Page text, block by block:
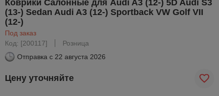
Коврики Салонные для Audi A3 (12-) 5D Audi S3
(13-) Sedan Audi A3 (12-) Sportback VW Golf VII
(12-)
Под заказ
Код: [200117]
Розница
Отправка с 22 августа 2026
Цену уточняйте